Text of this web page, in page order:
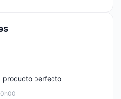
producto perfecto